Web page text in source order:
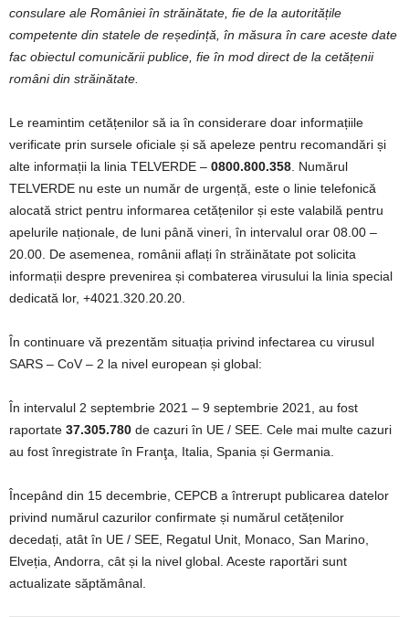
consulare ale României în străinătate, fie de la autoritățile
competente din statele de reședință, în măsura în care aceste date
fac obiectul comunicării publice, fie în mod direct de la cetățenii
români din străinătate.
Le reamintim cetățenilor să ia în considerare doar informațiile
verificate prin sursele oficiale și să apeleze pentru recomandări și
alte informații la linia TELVERDE – 0800.800.358 . Numărul
TELVERDE nu este un număr de urgență, este o linie telefonică
alocată strict pentru informarea cetățenilor și este valabilă pentru
apelurile naționale, de luni până vineri, în intervalul orar 08.00 –
20.00. De asemenea, românii aflați în străinătate pot solicita
informații despre prevenirea și combaterea virusului la linia special
dedicată lor, +4021.320.20.20.
În continuare vă prezentăm situația privind infectarea cu virusul
SARS – CoV – 2 la nivel european și global:
În intervalul 2 septembrie 2021 – 9 septembrie 2021, au fost
raportate 37.305.780 de cazuri în UE / SEE. Cele mai multe cazuri
au fost înregistrate în Franţa, Italia, Spania și Germania.
Începând din 15 decembrie, CEPCB a întrerupt publicarea datelor
privind numărul cazurilor confirmate și numărul cetățenilor
decedați, atât în UE / SEE, Regatul Unit, Monaco, San Marino,
Elveția, Andorra, cât și la nivel global. Aceste raportări sunt
actualizate săptămânal.